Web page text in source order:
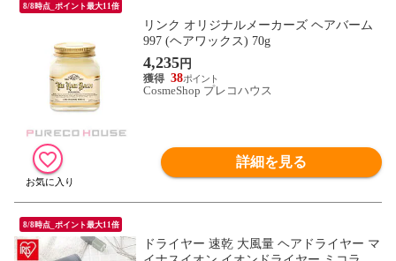
8/8時点_ポイント最大11倍
リンク オリジナルメーカーズ ヘアバーム
997 (ヘアワックス) 70g
4,235円
38
CosmeShop プレコハウス
詳細を見る
8/8時点_ポイント最大11倍
ドライヤー 速乾 大風量 ヘアドライヤー マ